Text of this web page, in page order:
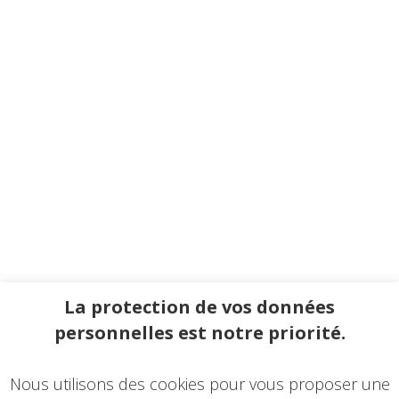
La protection de vos données
personnelles est notre priorité.
Nous utilisons des cookies pour vous proposer une